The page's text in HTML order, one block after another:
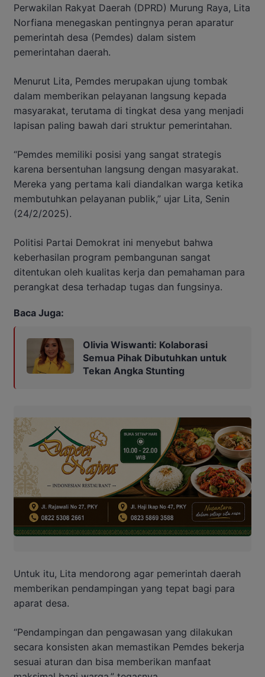
Perwakilan Rakyat Daerah (DPRD) Murung Raya, Lita
Norfiana menegaskan pentingnya peran aparatur
pemerintah desa (Pemdes) dalam sistem
pemerintahan daerah.
Menurut Lita, Pemdes merupakan ujung tombak
dalam memberikan pelayanan langsung kepada
masyarakat, terutama di tingkat desa yang menjadi
lapisan paling bawah dari struktur pemerintahan.
“Pemdes memiliki posisi yang sangat strategis
karena bersentuhan langsung dengan masyarakat.
Mereka yang pertama kali diandalkan warga ketika
membutuhkan pelayanan publik,” ujar Lita, Senin
(24/2/2025).
Politisi Partai Demokrat ini menyebut bahwa
keberhasilan program pembangunan sangat
ditentukan oleh kualitas kerja dan pemahaman para
perangkat desa terhadap tugas dan fungsinya.
Baca Juga:
Olivia Wiswanti: Kolaborasi
Semua Pihak Dibutuhkan untuk
Tekan Angka Stunting
Untuk itu, Lita mendorong agar pemerintah daerah
memberikan pendampingan yang tepat bagi para
aparat desa.
“Pendampingan dan pengawasan yang dilakukan
secara konsisten akan memastikan Pemdes bekerja
sesuai aturan dan bisa memberikan manfaat